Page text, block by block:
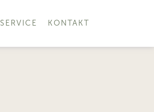
SERVICE KONTAKT